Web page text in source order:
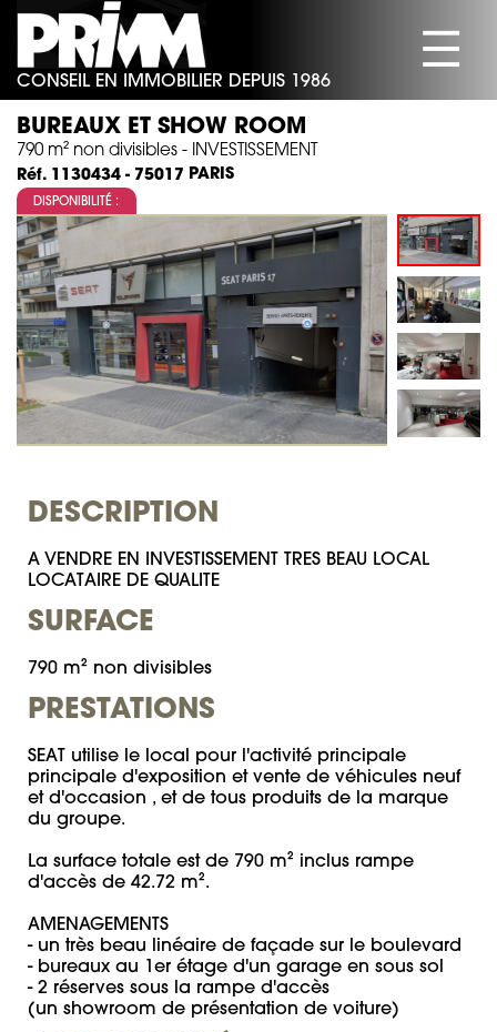
CONSEIL EN IMMOBILIER DEPUIS 1986
SOCIÉTÉ
BUREAUX
ACTIVITÉS/ENTREPÔTS
HABITATION
ACTUALITÉS
CONTACT
☰
BUREAUX ET SHOW ROOM
790 m² non divisibles - INVESTISSEMENT
Réf. 1130434 - 75017 PARIS
DISPONIBILITÉ :
DESCRIPTION
A VENDRE EN INVESTISSEMENT TRES BEAU LOCAL
LOCATAIRE DE QUALITE
SURFACE
790 m² non divisibles
PRESTATIONS
SEAT utilise le local pour l'activité principale
principale d'exposition et vente de véhicules neuf
et d'occasion , et de tous produits de la marque
du groupe.
La surface totale est de 790 m² inclus rampe
d'accès de 42.72 m².
AMENAGEMENTS
- un très beau linéaire de façade sur le boulevard
- bureaux au 1er étage d'un garage en sous sol
- 2 réserves sous la rampe d'accès
(un showroom de présentation de voiture)